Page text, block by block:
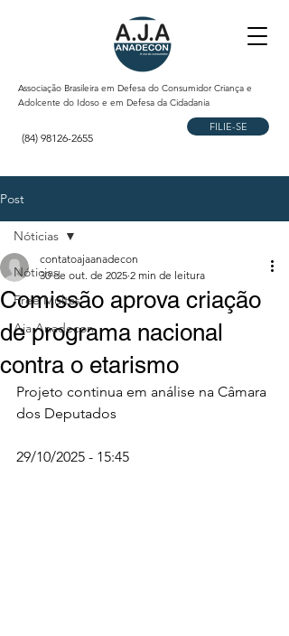
Associação Brasileira em Defesa do Consumidor Criança e
Adolcente do Idoso e em Defesa da Cidadania
(84) 98126-2655
FILIE-SE
Post
Nóticias
Free Multas
Aja Anadecon
Nóticias
Comissão aprova criação
de programa nacional
contra o etarismo
contatoajaanadecon
30 de out. de 2025 2 min de leitura
Projeto continua em análise na Câmara
dos Deputados
29/10/2025 - 15:45